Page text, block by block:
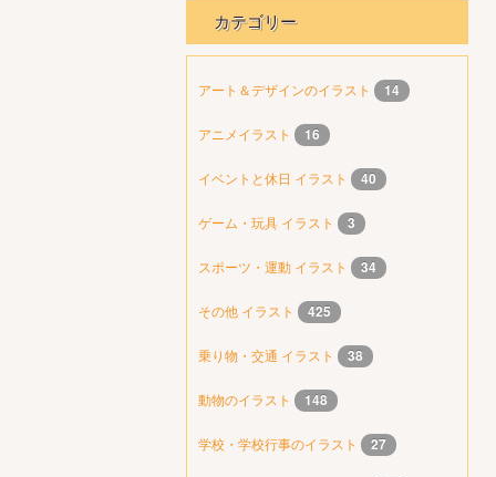
カテゴリー
アート＆デザインのイラスト 14
アニメイラスト 16
イベントと休日 イラスト 40
ゲーム・玩具 イラスト 3
スポーツ・運動 イラスト 34
その他 イラスト 425
乗り物・交通 イラスト 38
動物のイラスト 148
学校・学校行事のイラスト 27